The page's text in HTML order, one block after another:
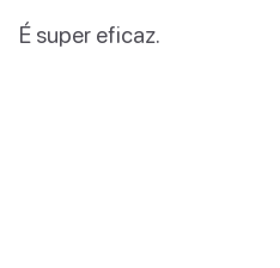
É super eficaz.